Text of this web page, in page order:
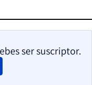
ser suscriptor.